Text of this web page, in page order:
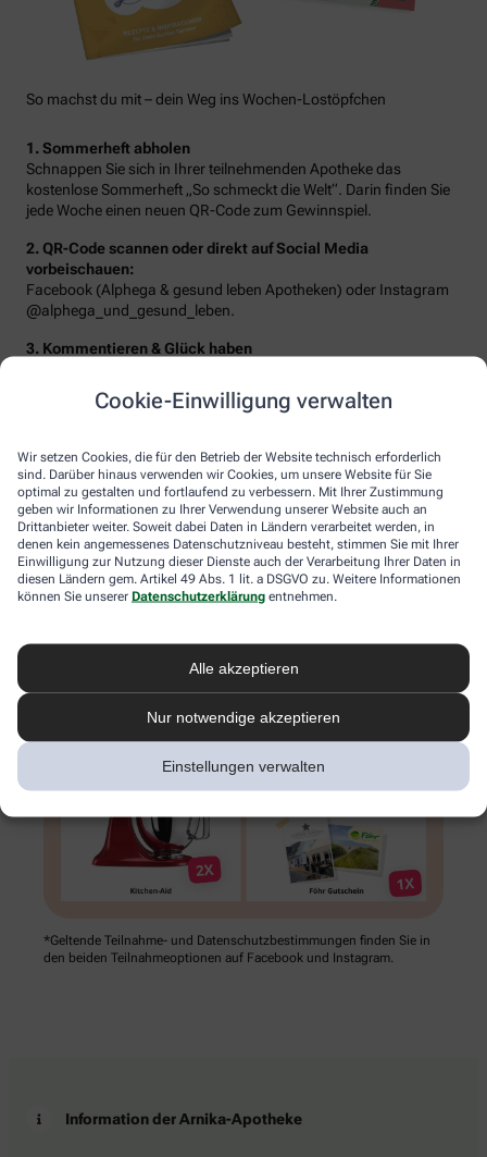
Cookie-Einwilligung verwalten
Wir setzen Cookies, die für den Betrieb der Website technisch erforderlich
sind. Darüber hinaus verwenden wir Cookies, um unsere Website für Sie
optimal zu gestalten und fortlaufend zu verbessern. Mit Ihrer Zustimmung
geben wir Informationen zu Ihrer Verwendung unserer Website auch an
Drittanbieter weiter. Soweit dabei Daten in Ländern verarbeitet werden, in
denen kein angemessenes Datenschutzniveau besteht, stimmen Sie mit Ihrer
Einwilligung zur Nutzung dieser Dienste auch der Verarbeitung Ihrer Daten in
diesen Ländern gem. Artikel 49 Abs. 1 lit. a DSGVO zu. Weitere Informationen
können Sie unserer Datenschutzerklärung entnehmen.
Alle akzeptieren
Nur notwendige akzeptieren
Einstellungen verwalten
So machst du mit – dein Weg ins Wochen-Lostöpfchen
1. Sommerheft abholen
Schnappen Sie sich in Ihrer teilnehmenden Apotheke das
kostenlose Sommerheft „So schmeckt die Welt“. Darin finden Sie
jede Woche einen neuen QR-Code zum Gewinnspiel.
2. QR-Code scannen oder direkt auf Social Media
vorbeischauen:
Facebook (Alphega & gesund leben Apotheken) oder Instagram
@alphega_und_gesund_leben.
3. Kommentieren & Glück haben
Traumziel – schon landen Sie im Lostopf!
Sie erwarten folgende Gewinne:
*Geltende Teilnahme- und Datenschutz­bestimmungen finden Sie in
den beiden Teilnahme­optionen auf Facebook und Instagram.
Information der Arnika-Apotheke